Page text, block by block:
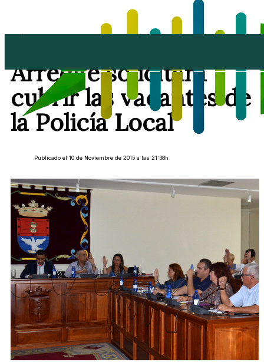
Arrecife solicitará
cubrir las vacantes de
la Policía Local
Publicado el 10 de Noviembre de 2015 a las 21:38h